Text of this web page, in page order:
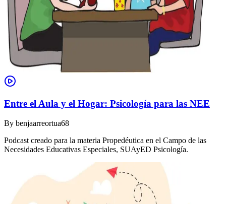
Entre el Aula y el Hogar: Psicología para las NEE
By benjaarreortua68
Podcast creado para la materia Propedéutica en el Campo de las
Necesidades Educativas Especiales, SUAyED Psicología.